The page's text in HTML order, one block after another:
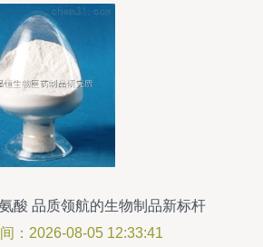
酸 品质领航的生物制品新标杆
：2026-08-05 12:33:41